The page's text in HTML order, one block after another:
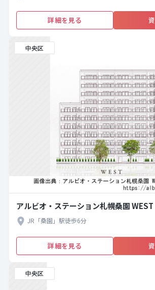
詳細を見る
中央区
アルビオ・ステーション札幌桑園 WEST
JR「桑園」駅徒歩6分
詳細を見る
中央区